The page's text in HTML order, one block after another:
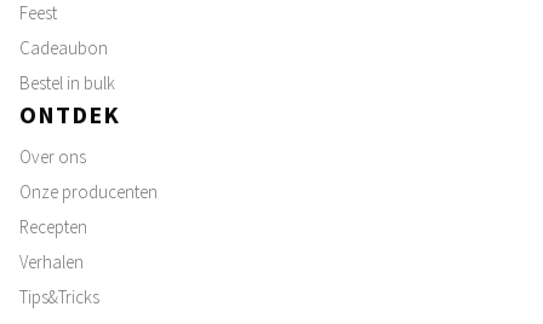
Feest
Cadeaubon
Bestel in bulk
ONTDEK
Over ons
Onze producenten
Recepten
Verhalen
Tips&Tricks